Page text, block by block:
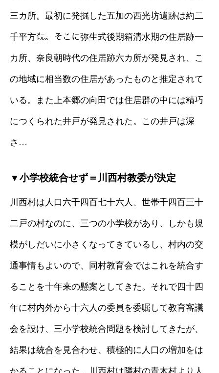
三カ所。最初に発掘した五加の西光坊遺跡は約二
千平方㍍。そこに弥生式後期箱清水期の住居跡一
カ所、奈良朝時代の住居跡六カ所が発見され、こ
の地域に相当数の住居があったものと推定されて
いる。また上本郷の向田では住居群の中には精巧
につくられた井戸が発見された。この井戸は深
さ…
▼小学校統合せず＝川西村教委が決定
川西村は人口六千四百七十六人、世帯千四百三十
二戸の村なのに、三つの小学校があり、しかも規
模がしだいに小さくなってきているし、村内の交
通事情もよいので、同村教育会ではこれを統合す
ることを十年来の懸案としてきた。それで四十四
年に村内外から十六人の委員を委嘱して教育審議
会を設け、三小学校統合問題を検討してきたが、
結果は統合を見合わせ、積極的に人口の増加をは
かることになった。川西村は隣村の青木村より人